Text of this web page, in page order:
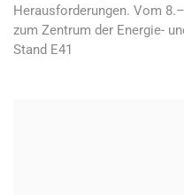
Herausforderungen. Vom
zum Zentrum der Energie-
Stand E41